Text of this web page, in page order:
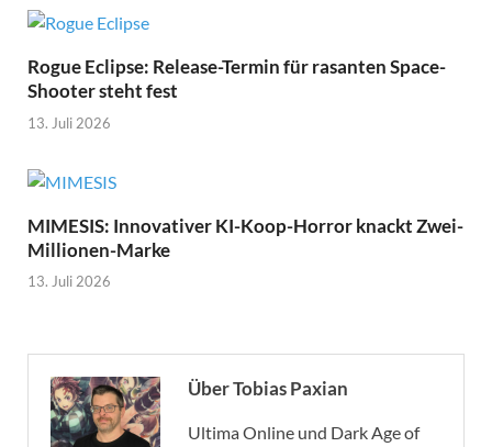
Rogue Eclipse: Release-Termin für rasanten Space-
Shooter steht fest
13. Juli 2026
MIMESIS: Innovativer KI-Koop-Horror knackt Zwei-
Millionen-Marke
13. Juli 2026
Über Tobias Paxian
Ultima Online und Dark Age of